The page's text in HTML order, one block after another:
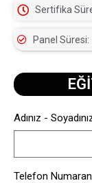
Sertifika
Panel Süresi:
Adınız -
Telefon